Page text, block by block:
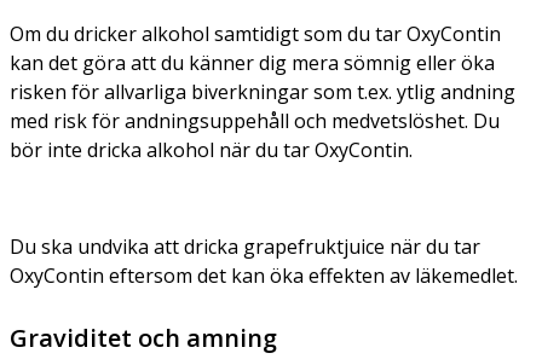
Om du dricker alkohol samtidigt som du tar OxyContin
kan det göra att du känner dig mera sömnig eller öka
risken för allvarliga biverkningar som t.ex. ytlig andning
med risk för andningsuppehåll och medvetslöshet. Du
bör inte dricka alkohol när du tar OxyContin.
Du ska undvika att dricka grapefruktjuice när du tar
OxyContin eftersom det kan öka effekten av läkemedlet.
Graviditet och amning